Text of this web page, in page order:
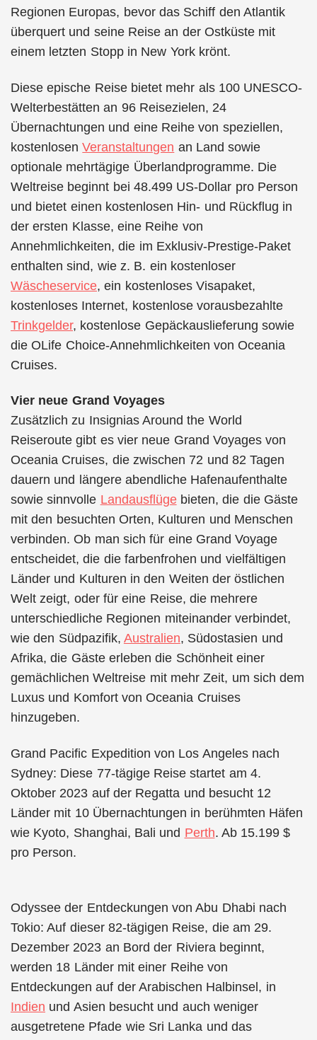
Regionen Europas, bevor das Schiff den Atlantik
überquert und seine Reise an der Ostküste mit
einem letzten Stopp in New York krönt.
Diese epische Reise bietet mehr als 100 UNESCO-
Welterbestätten an 96 Reisezielen, 24
Übernachtungen und eine Reihe von speziellen,
kostenlosenVeranstaltungen an Land sowie
optionale mehrtägige Überlandprogramme. Die
Weltreise beginnt bei 48.499 US-Dollar pro Person
und bietet einen kostenlosen Hin- und Rückflug in
der ersten Klasse, eine Reihe von
Annehmlichkeiten, die im Exklusiv-Prestige-Paket
enthalten sind, wie z. B. ein kostenloser
Wäscheservice, ein kostenloses Visapaket,
kostenloses Internet, kostenlose vorausbezahlte
Trinkgelder, kostenlose Gepäckauslieferung sowie
die OLife Choice-Annehmlichkeiten von Oceania
Cruises.
Vier neue Grand Voyages
Zusätzlich zu Insignias Around the World
Reiseroute gibt es vier neue Grand Voyages von
Oceania Cruises, die zwischen 72 und 82 Tagen
dauern und längere abendliche Hafenaufenthalte
sowie sinnvolle Landausflügebieten, die die Gäste
mit den besuchten Orten, Kulturen und Menschen
verbinden. Ob man sich für eine Grand Voyage
entscheidet, die die farbenfrohen und vielfältigen
Länder und Kulturen in den Weiten der östlichen
Welt zeigt, oder für eine Reise, die mehrere
unterschiedliche Regionen miteinander verbindet,
wie den Südpazifik, Australien, Südostasien und
Afrika, die Gäste erleben die Schönheit einer
gemächlichen Weltreise mit mehr Zeit, um sich dem
Luxus und Komfort von Oceania Cruises
hinzugeben.
Grand Pacific Expedition von Los Angeles nach
Sydney: Diese 77-tägige Reise startet am 4.
Oktober 2023 auf der Regatta und besucht 12
Länder mit 10 Übernachtungen in berühmten Häfen
wie Kyoto, Shanghai, Bali und Perth. Ab 15.199 $
pro Person.
Odyssee der Entdeckungen von Abu Dhabi nach
Tokio: Auf dieser 82-tägigen Reise, die am 29.
Dezember 2023 an Bord der Riviera beginnt,
werden 18 Länder mit einer Reihe von
Entdeckungen auf der Arabischen Halbinsel, in
Indien und Asien besucht und auch weniger
ausgetretene Pfade wie Sri Lanka und das